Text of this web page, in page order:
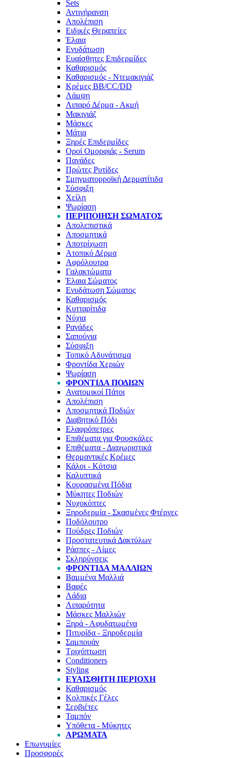
Sets
Αντιγήρανση
Απολέπιση
Ειδικές Θεραπείες
Έλαια
Ενυδάτωση
Ευαίσθητες Επιδερμίδες
Καθαρισμός
Καθαρισμός - Ντεμακιγιάζ
Κρέμες BB/CC/DD
Λάμψη
Λιπαρό Δέρμα - Ακμή
Μακιγιάζ
Μάσκες
Μάτια
Ξηρές Επιδερμίδες
Οροί Ομορφιάς - Serum
Πανάδες
Πρώτες Ρυτίδες
Σμηγματορροϊκή Δερματίτιδα
Σύσφιξη
Χείλη
Ψωρίαση
ΠΕΡΙΠΟΊΗΣΗ ΣΏΜΑΤΟΣ
Απολεπιστικά
Αποσμητικά
Αποτρίχωση
Ατοπικό Δέρμα
Αφρόλουτρα
Γαλακτώματα
Έλαια Σώματος
Ενυδάτωση Σώματος
Καθαρισμός
Κυτταρίτιδα
Νύχια
Ραγάδες
Σαπούνια
Σύσφιξη
Τοπικό Αδυνάτισμα
Φροντίδα Χεριών
Ψωρίαση
ΦΡΟΝΤΊΔΑ ΠΟΔΙΏΝ
Ανατομικοί Πάτοι
Απολέπιση
Αποσμητικά Ποδιών
Διαβητικό Πόδι
Ελαφρόπετρες
Επιθέματα για Φουσκάλες
Επιθέματα - Διαχωριστικά
Θερμαντικές Κρέμες
Κάλοι - Κότσια
Καλυπτικά
Κουρασμένα Πόδια
Μύκητες Ποδιών
Νυχοκόπτες
Ξηροδερμία - Σκασμένες Φτέρνες
Ποδόλουτρο
Πούδρες Ποδιών
Προστατευτικά Δακτύλων
Ράσπες - Λίμες
Σκληρύνσεις
ΦΡΟΝΤΊΔΑ ΜΑΛΛΙΏΝ
Βαμμένα Μαλλιά
Βαφές
Λάδια
Λιπαρότητα
Μάσκες Μαλλιών
Ξηρά - Αφυδατωμένα
Πιτυρίδα - Ξηροδερμία
Σαμπουάν
Τριχόπτωση
Conditioners
Styling
ΕΥΑΊΣΘΗΤΗ ΠΕΡΙΟΧΉ
Καθαρισμός
Κολπικές Γέλες
Σερβιέτες
Ταμπόν
Υπόθετα - Μύκητες
ΑΡΏΜΑΤΑ
Επωνυμίες
Προσφορές